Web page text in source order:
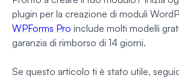
plugin per la creazione di moduli
WPForms Pro include molti modelli
garanzia di rimborso di 14 giorni.
Se questo articolo ti è stato utile,